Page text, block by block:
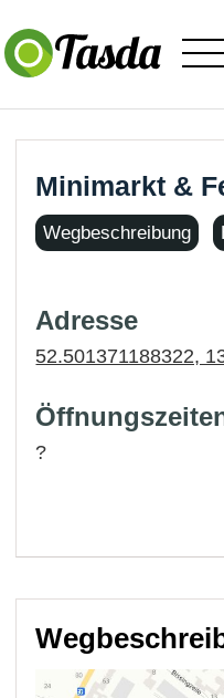
Minimarkt &
Wegbeschreibung
Adresse
52.501371188322,
?